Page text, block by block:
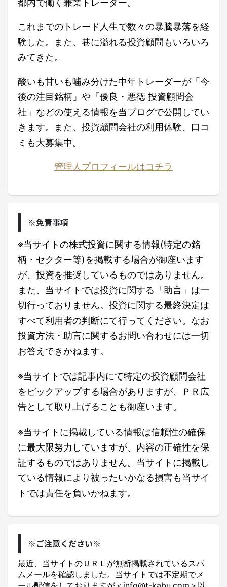
都内で働く兼業トレーダー。
これまでのトレード人生で数々の暴騰暴落を経
験した。また、巷に溢れる投資顧問もいろいろ
みてきた。
酸いも甘いも噛み分けた中年トレーダーが「今
後の注目銘柄」や「優良・悪徳 投資顧問会
社」などの使える情報を当ブログで公開してい
きます。また、投資顧問会社の利用体験、口コ
ミも大募集中。
管理人プロフィールはコチラ
※免責事項
※当サイトの株式投資に関する情報(特定の銘
柄・セクター等)を掲載する場合が御座います
が、投資を推奨しているものではありません。
また、当サイトでは投資に関する「助言」は一
切行っておりません。投資に関する最終決定は
すべて利用者の判断にて行ってください。なお
投資方法・助言に関するお問い合わせには一切
お答えできかねます。
※当サイトでは記事内にて特定の投資顧問会社
をピックアップする場合がありますが、ＰＲ広
告として取り上げることも御座います。
※当サイトに掲載している情報は信頼性の確保
に最大限努力していますが、内容の正確性を保
証するものではありません。当サイトに掲載し
ている情報により被ったいかなる損害も当サイ
トでは責任を負いかねます。
※ご注意ください※
最近、当サイトのＵＲＬが無断掲載されているスパ
ムメールを確認しました。当サイトでは不定期でメ